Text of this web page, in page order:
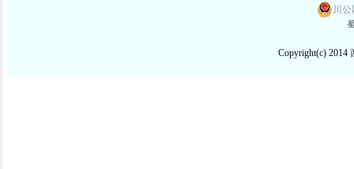
川公
Copyright(c) 2014